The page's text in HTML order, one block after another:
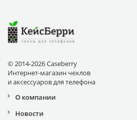
© 2014-2026 Caseberry
Интернет-магазин чехлов
и аксессуаров для телефона
О компании
Новости